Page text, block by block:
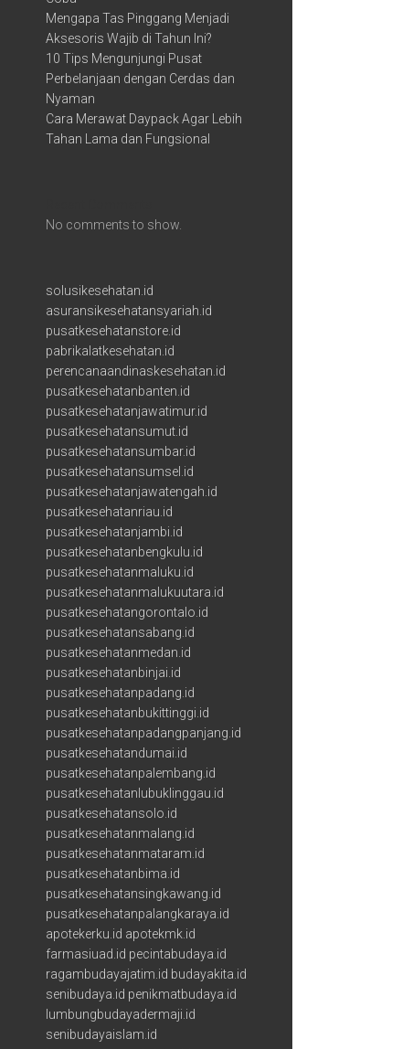
Mengapa Tas Pinggang Menjadi
Aksesoris Wajib di Tahun Ini?
10 Tips Mengunjungi Pusat
Perbelanjaan dengan Cerdas dan
Nyaman
Cara Merawat Daypack Agar Lebih
Tahan Lama dan Fungsional
No comments to show.
solusikesehatan.id
asuransikesehatansyariah.id
pusatkesehatanstore.id
pabrikalatkesehatan.id
perencanaandinaskesehatan.id
pusatkesehatanbanten.id
pusatkesehatanjawatimur.id
pusatkesehatansumut.id
pusatkesehatansumbar.id
pusatkesehatansumsel.id
pusatkesehatanjawatengah.id
pusatkesehatanriau.id
pusatkesehatanjambi.id
pusatkesehatanbengkulu.id
pusatkesehatanmaluku.id
pusatkesehatanmalukuutara.id
pusatkesehatangorontalo.id
pusatkesehatansabang.id
pusatkesehatanmedan.id
pusatkesehatanbinjai.id
pusatkesehatanpadang.id
pusatkesehatanbukittinggi.id
pusatkesehatanpadangpanjang.id
pusatkesehatandumai.id
pusatkesehatanpalembang.id
pusatkesehatanlubuklinggau.id
pusatkesehatansolo.id
pusatkesehatanmalang.id
pusatkesehatanmataram.id
pusatkesehatanbima.id
pusatkesehatansingkawang.id
pusatkesehatanpalangkaraya.id
apotekerku.id apotekmk.id
farmasiuad.id pecintabudaya.id
ragambudayajatim.id budayakita.id
senibudaya.id penikmatbudaya.id
lumbungbudayadermaji.id
senibudayaislam.id